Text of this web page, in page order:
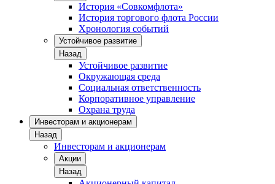
История «Совкомфлота»
История торгового флота России
Хронология событий
Устойчивое развитие
Назад
Устойчивое развитие
Окружающая среда
Социальная ответственность
Корпоративное управление
Охрана труда
Инвесторам и акционерам
Назад
Инвесторам и акционерам
Акции
Назад